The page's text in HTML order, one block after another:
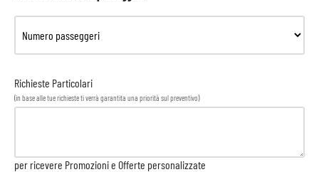
Richieste Particolari
(in base alle tue richieste ti verrà garantita una priorità sul preventivo)
per ricevere Promozioni e Offerte personalizzate